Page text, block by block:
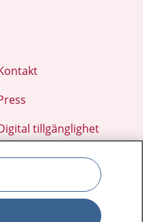
tillgänglighet